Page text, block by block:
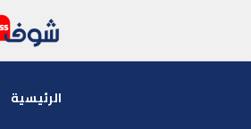
الرئيسية